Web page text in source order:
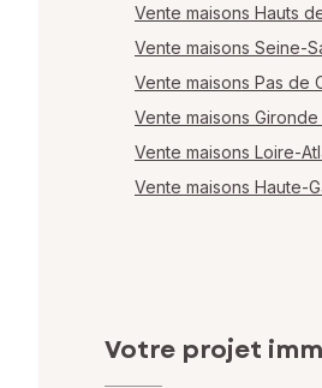
Vente maisons Hauts
Vente maisons Seine-
Vente maisons Pas de
Vente maisons Gironde
Vente maisons Loire-
Vente maisons Haute-
Votre projet